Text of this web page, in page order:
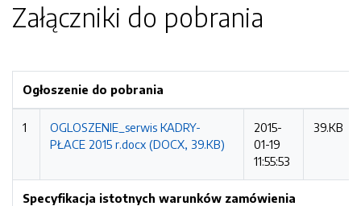
Załączniki do pobrania
Ogłoszenie do pobrania
1
OGLOSZENIE_serwis KADRY-
PŁACE 2015 r.docx (DOCX, 39.KB)
2015-
01-19
11:55:53
39.KB
Specyfikacja istotnych warunków zamówienia